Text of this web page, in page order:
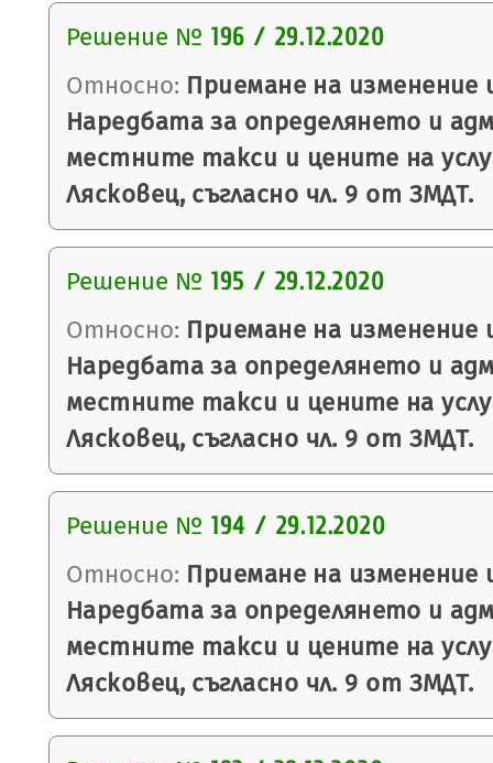
Решение № 196 / 29.12.2020
Относно: Приемане на изменение
Наредбата за определянето и
местните такси и цените на
Лясковец, съгласно чл. 9 от ЗМДТ.
Решение № 195 / 29.12.2020
Относно: Приемане на изменение
Наредбата за определянето и
местните такси и цените на
Лясковец, съгласно чл. 9 от ЗМДТ.
Решение № 194 / 29.12.2020
Относно: Приемане на изменение
Наредбата за определянето и
местните такси и цените на
Лясковец, съгласно чл. 9 от ЗМДТ.